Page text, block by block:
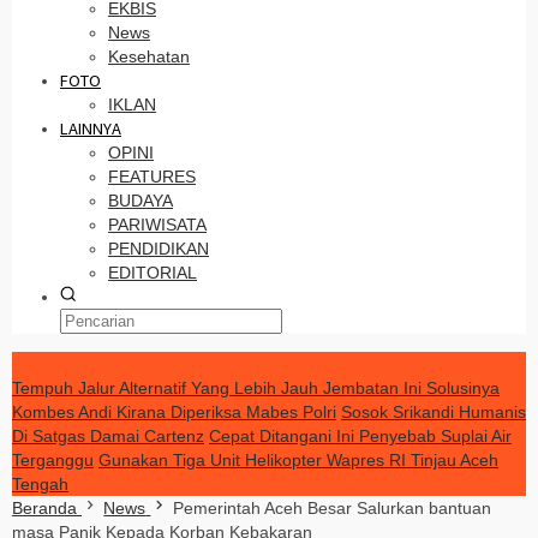
EKBIS
News
Kesehatan
FOTO
IKLAN
LAINNYA
OPINI
FEATURES
BUDAYA
PARIWISATA
PENDIDIKAN
EDITORIAL
Tempuh Jalur Alternatif Yang Lebih Jauh Jembatan Ini Solusinya
Kombes Andi Kirana Diperiksa Mabes Polri Sosok Srikandi Humanis
Di Satgas Damai Cartenz Cepat Ditangani Ini Penyebab Suplai Air
Terganggu Gunakan Tiga Unit Helikopter Wapres RI Tinjau Aceh
Tengah
Beranda
News
Pemerintah Aceh Besar Salurkan bantuan
masa Panik Kepada Korban Kebakaran